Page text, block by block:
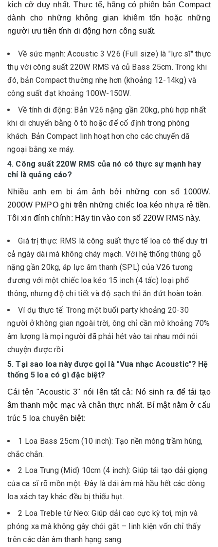
kích cỡ duy nhất. Thực tế, hãng có phiên bản Compact
dành cho những không gian khiêm tốn hoặc những
người ưu tiên tính di động hơn công suất.
Về sức mạnh: Acoustic 3 V26 (Full size) là "lực sĩ" thực
thụ với công suất 220W RMS và củ Bass 25cm. Trong khi
đó, bản Compact thường nhẹ hơn (khoảng 12-14kg) và
công suất đạt khoảng 100W-150W.
Về tính di động: Bản V26 nặng gần 20kg, phù hợp nhất
khi di chuyển bằng ô tô hoặc để cố định trong phòng
khách. Bản Compact linh hoạt hơn cho các chuyến dã
ngoại bằng xe máy.
4. Công suất 220W RMS của nó có thực sự mạnh hay
chỉ là quảng cáo?
Nhiều anh em bị ám ảnh bởi những con số 1000W,
2000W PMPO ghi trên những chiếc loa kéo nhựa rẻ tiền.
Tôi xin đính chính: Hãy tin vào con số 220W RMS này.
Giá trị thực: RMS là công suất thực tế loa có thể duy trì
cả ngày dài mà không cháy mạch. Với hệ thống thùng gỗ
nặng gần 20kg, áp lực âm thanh (SPL) của V26 tương
đương với một chiếc loa kéo 15 inch (4 tấc) loại phổ
thông, nhưng độ chi tiết và độ sạch thì ăn đứt hoàn toàn.
Ví dụ thực tế: Trong một buổi party khoảng 20-30
người ở không gian ngoài trời, ông chỉ cần mở khoảng 70%
âm lượng là mọi người đã phải hét vào tai nhau mới nói
chuyện được rồi.
5. Tại sao loa này được gọi là "Vua nhạc Acoustic"? Hệ
thống 5 loa có gì đặc biệt?
Cái tên "Acoustic 3" nói lên tất cả: Nó sinh ra để tái tạo
âm thanh mộc mạc và chân thực nhất. Bí mật nằm ở cấu
trúc 5 loa chuyên biệt:
1 Loa Bass 25cm (10 inch): Tạo nền móng trầm hùng,
chắc chắn.
2 Loa Trung (Mid) 10cm (4 inch): Giúp tái tạo dải giọng
của ca sĩ rõ mồn một. Đây là dải âm mà hầu hết các dòng
loa xách tay khác đều bị thiếu hụt.
2 Loa Treble từ Neo: Giúp dải cao cực kỳ tơi, mịn và
phóng xa mà không gây chói gắt – linh kiện vốn chỉ thấy
trên các dàn âm thanh hạng sang.